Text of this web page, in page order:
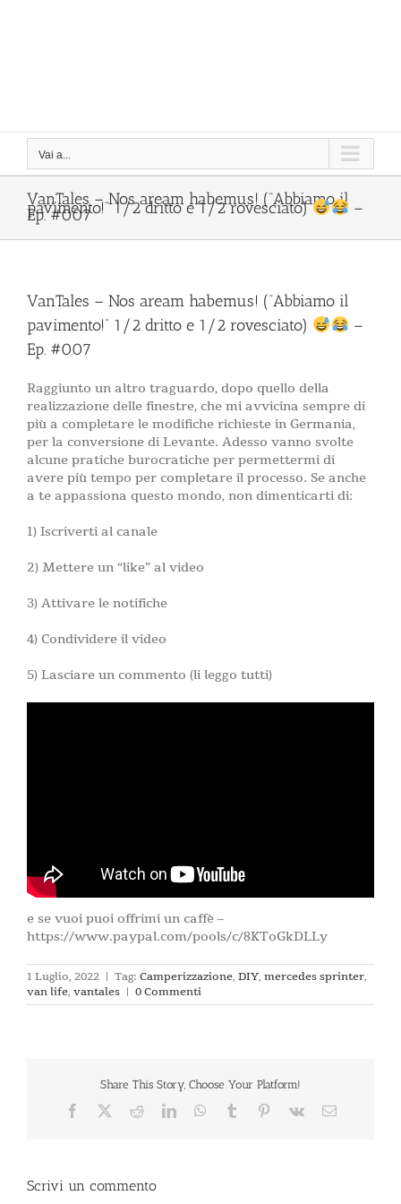
Vai a...
VanTales – Nos aream habemus! (“Abbiamo il
pavimento!” 1/2 dritto e 1/2 rovesciato) –
Ep. #007
VanTales – Nos aream habemus! (“Abbiamo il
pavimento!” 1/2 dritto e 1/2 rovesciato)
–
Ep. #007
Raggiunto un altro traguardo, dopo quello della
realizzazione delle finestre, che mi avvicina sempre di
più a completare le modifiche richieste in Germania,
per la conversione di Levante. Adesso vanno svolte
alcune pratiche burocratiche per permettermi di
avere più tempo per completare il processo. Se anche
a te appassiona questo mondo, non dimenticarti di:
1) Iscriverti al canale
2) Mettere un “like” al video
3) Attivare le notifiche
4) Condividere il video
5) Lasciare un commento (li leggo tutti)
e se vuoi puoi offrimi un caffè –
https://www.paypal.com/pools/c/8KToGkDLLy
1 Luglio, 2022 | Tag: Camperizzazione, DIY, mercedes sprinter,
van life, vantales | 0 Commenti
Share This Story, Choose Your Platform!
Facebook RedditLinkedInWhatsApp
Tumblr Pinterest
Vk Email
Scrivi un commento